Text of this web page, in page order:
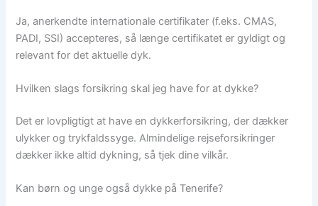
Ja, anerkendte internationale certifikater (f.eks. CMAS,
PADI, SSI) accepteres, så længe certifikatet er gyldigt og
relevant for det aktuelle dyk.
Hvilken slags forsikring skal jeg have for at dykke?
Det er lovpligtigt at have en dykkerforsikring, der dækker
ulykker og trykfaldssyge. Almindelige rejseforsikringer
dækker ikke altid dykning, så tjek dine vilkår.
Kan børn og unge også dykke på Tenerife?